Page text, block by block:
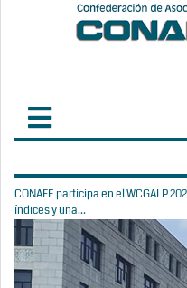
CONAFE participa en el WCGALP
índices y una...